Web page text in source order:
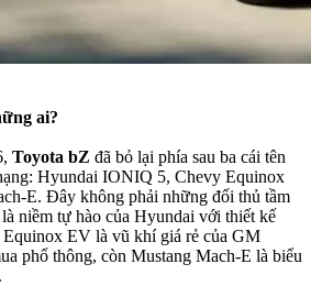
ai?
Toyota bZ đã bỏ lại phía sau ba cái tên
Hyundai IONIQ 5, Chevy Equinox
E. Đây không phải những đối thủ tầm
niềm tự hào của Hyundai với thiết kế
EV là vũ khí giá rẻ của GM
phổ thông, còn Mustang Mach-E là biểu